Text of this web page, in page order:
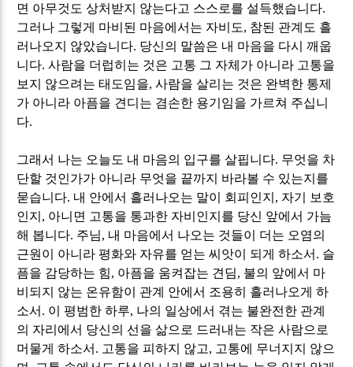
면 아무것도 상처받지 않는다고 스스로를 설득했습니다.
그러나 그렇게 마비된 마음에서는 자비도, 참된 관계도 흘
러나오지 않았습니다. 당신의 말씀은 내 마음을 다시 깨웁
니다.사람을 더럽히는 것은 고통 그 자체가 아니라 고통을
보지 않으려는 태도임을,사람을 살리는 것은 완벽한 통제
가 아니라 아픔을 견디는 겸손한 용기임을 가르쳐 주십니
다.
그래서 나는 오늘도 내 마음의 입구를 살핍니다. 무엇을 차
단할 것인가가 아니라 무엇을 끝까지 바라볼 수 있는지를
묻습니다. 내 안에서 흘러나오는 말이 회피인지 , 자기 보호
인지 , 아니면 고통을 통과한 자비인지를 당신 앞에서 가늠
해 봅니다. 주님, 내 마음에서 나오는 것들이 더는 오염의
근원이 아니라 평화와 자유를 얻는 씨앗이 되게 하소서 . 슬
픔을 감당하는 힘, 아픔을 움켜잡는 견딤, 불의 앞에서 마
비되지 않는 온유함이 관계 안에서 조용히 흘러나오게 하
소서 . 이 평범한 하루, 나의 일상에서 겪는 불완전한 관계
의 자리에서 당신의 선을 삶으로 드러내는 작은 사람으로
머물게 하소서 . 고통을 피하지 않고, 고통에 무너지지 않으